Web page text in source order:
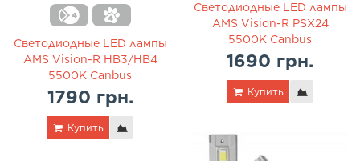
Светодиодные LED лампы
AMS Vision-R HB3/HB4
5500K Canbus
1790 грн.
Купить
Светодиодные LED лампы
AMS Vision-R PSX24
5500K Canbus
1690 грн.
Купить